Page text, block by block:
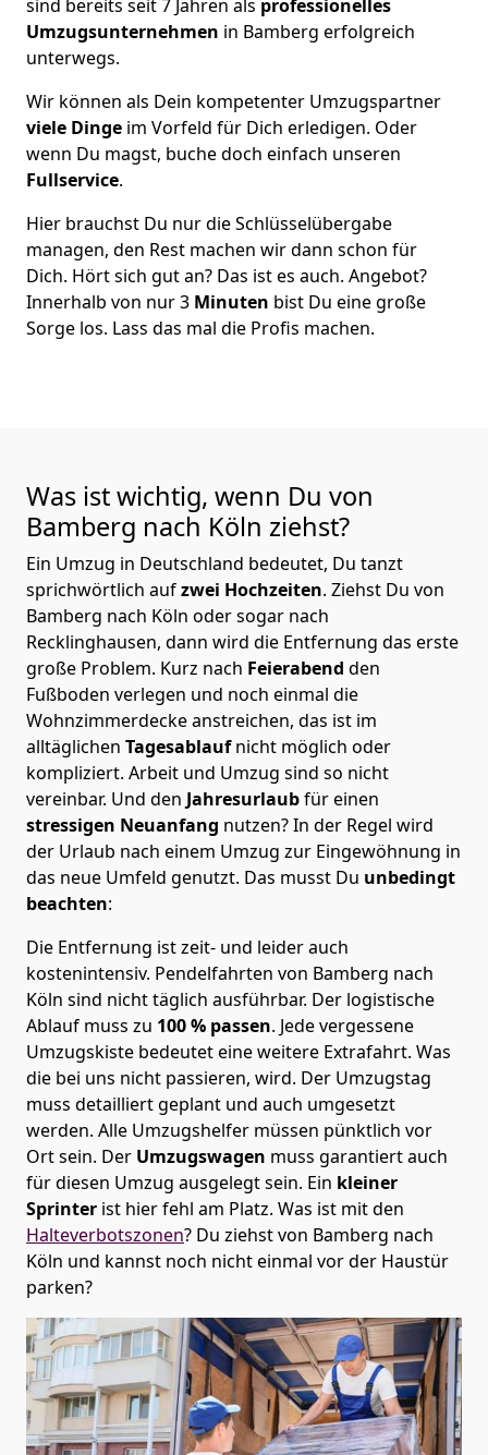
sind bereits seit 7 Jahren als professionelles
Umzugsunternehmen in Bamberg erfolgreich
unterwegs.
Wir können als Dein kompetenter Umzugspartner
viele Dinge im Vorfeld für Dich erledigen. Oder
wenn Du magst, buche doch einfach unseren
Fullservice.
Hier brauchst Du nur die Schlüsselübergabe
managen, den Rest machen wir dann schon für
Dich. Hört sich gut an? Das ist es auch. Angebot?
Innerhalb von nur 3 Minuten bist Du eine große
Sorge los. Lass das mal die Profis machen.
Was ist wichtig, wenn Du von
Bamberg nach Köln ziehst?
Ein Umzug in Deutschland bedeutet, Du tanzt
sprichwörtlich aufzwei Hochzeiten. Ziehst Du von
Bamberg nach Köln oder sogar nach
Recklinghausen, dann wird die Entfernung das erste
große Problem. Kurz nach Feierabend den
Fußboden verlegen und noch einmal die
Wohnzimmerdecke anstreichen, das ist im
alltäglichen Tagesablaufnicht möglich oder
kompliziert. Arbeit und Umzug sind so nicht
vereinbar. Und den Jahresurlaubfür einen
stressigen Neuanfang nutzen? In der Regel wird
der Urlaub nach einem Umzug zur Eingewöhnung in
das neue Umfeld genutzt. Das musst Du unbedingt
beachten:
Die Entfernung ist zeit- und leider auch
kostenintensiv. Pendelfahrten von Bamberg nach
Köln sind nicht täglich ausführbar. Der logistische
Ablauf muss zu 100 % passen. Jede vergessene
Umzugskiste bedeutet eine weitere Extrafahrt. Was
die bei uns nicht passieren, wird. Der Umzugstag
muss detailliert geplant und auch umgesetzt
werden. Alle Umzugshelfer müssen pünktlich vor
Ort sein. Der Umzugswagen muss garantiert auch
für diesen Umzug ausgelegt sein. Ein kleiner
Sprinter ist hier fehl am Platz. Was ist mit den
Halteverbotszonen? Du ziehst von Bamberg nach
Köln und kannst noch nicht einmal vor der Haustür
parken?